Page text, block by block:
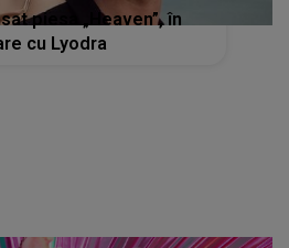
piesa „Heaven”, în
cu Lyodra